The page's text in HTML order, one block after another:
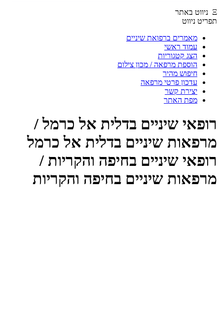
Ξ ניווט באתר
תפריט ניווט
מאמרים ברפואת שיניים
עמוד ראשי
הצג קטגוריות
הוספת מרפאה / מכון צילום
חיפוש מהיר
עדכון פרטי מרפאה
יצירת קשר
מפת האתר
רופאי שיניים בדלית אל כרמל /
מרפאות שיניים בדלית אל כרמל
רופאי שיניים בחיפה והקריות /
מרפאות שיניים בחיפה והקריות